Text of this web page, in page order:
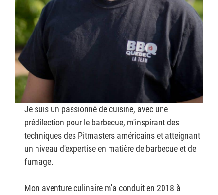
Je suis un passionné de cuisine, avec une
prédilection pour le barbecue, m'inspirant des
techniques des Pitmasters américains et atteignant
un niveau d'expertise en matière de barbecue et de
fumage.
Mon aventure culinaire m'a conduit en 2018 à